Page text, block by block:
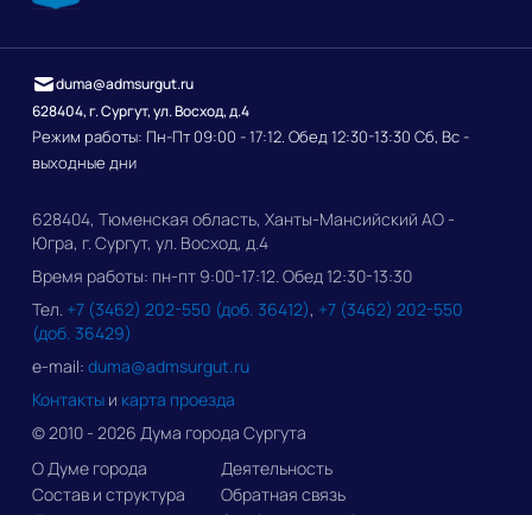
628404, г. Сургут, ул. Восход, д.4
Режим работы: Пн-Пт 09:00 - 17:12. Обед 12:30-13:30 Сб, Вс -
выходные дни
duma@admsurgut.ru
628404, Тюменская область, Ханты-Мансийский АО -
Югра, г. Сургут, ул. Восход, д.4
Время работы: пн-пт 9:00-17:12. Обед 12:30-13:30
Тел. +7 (3462) 202-550 (доб. 36412), +7 (3462) 202-550
(доб. 36429)
e-mail: duma@admsurgut.ru
Контакты и карта проезда
© 2010 - 2026 Дума города Сургута
О Думе города
Состав и структура
Деятельность
Обратная связь